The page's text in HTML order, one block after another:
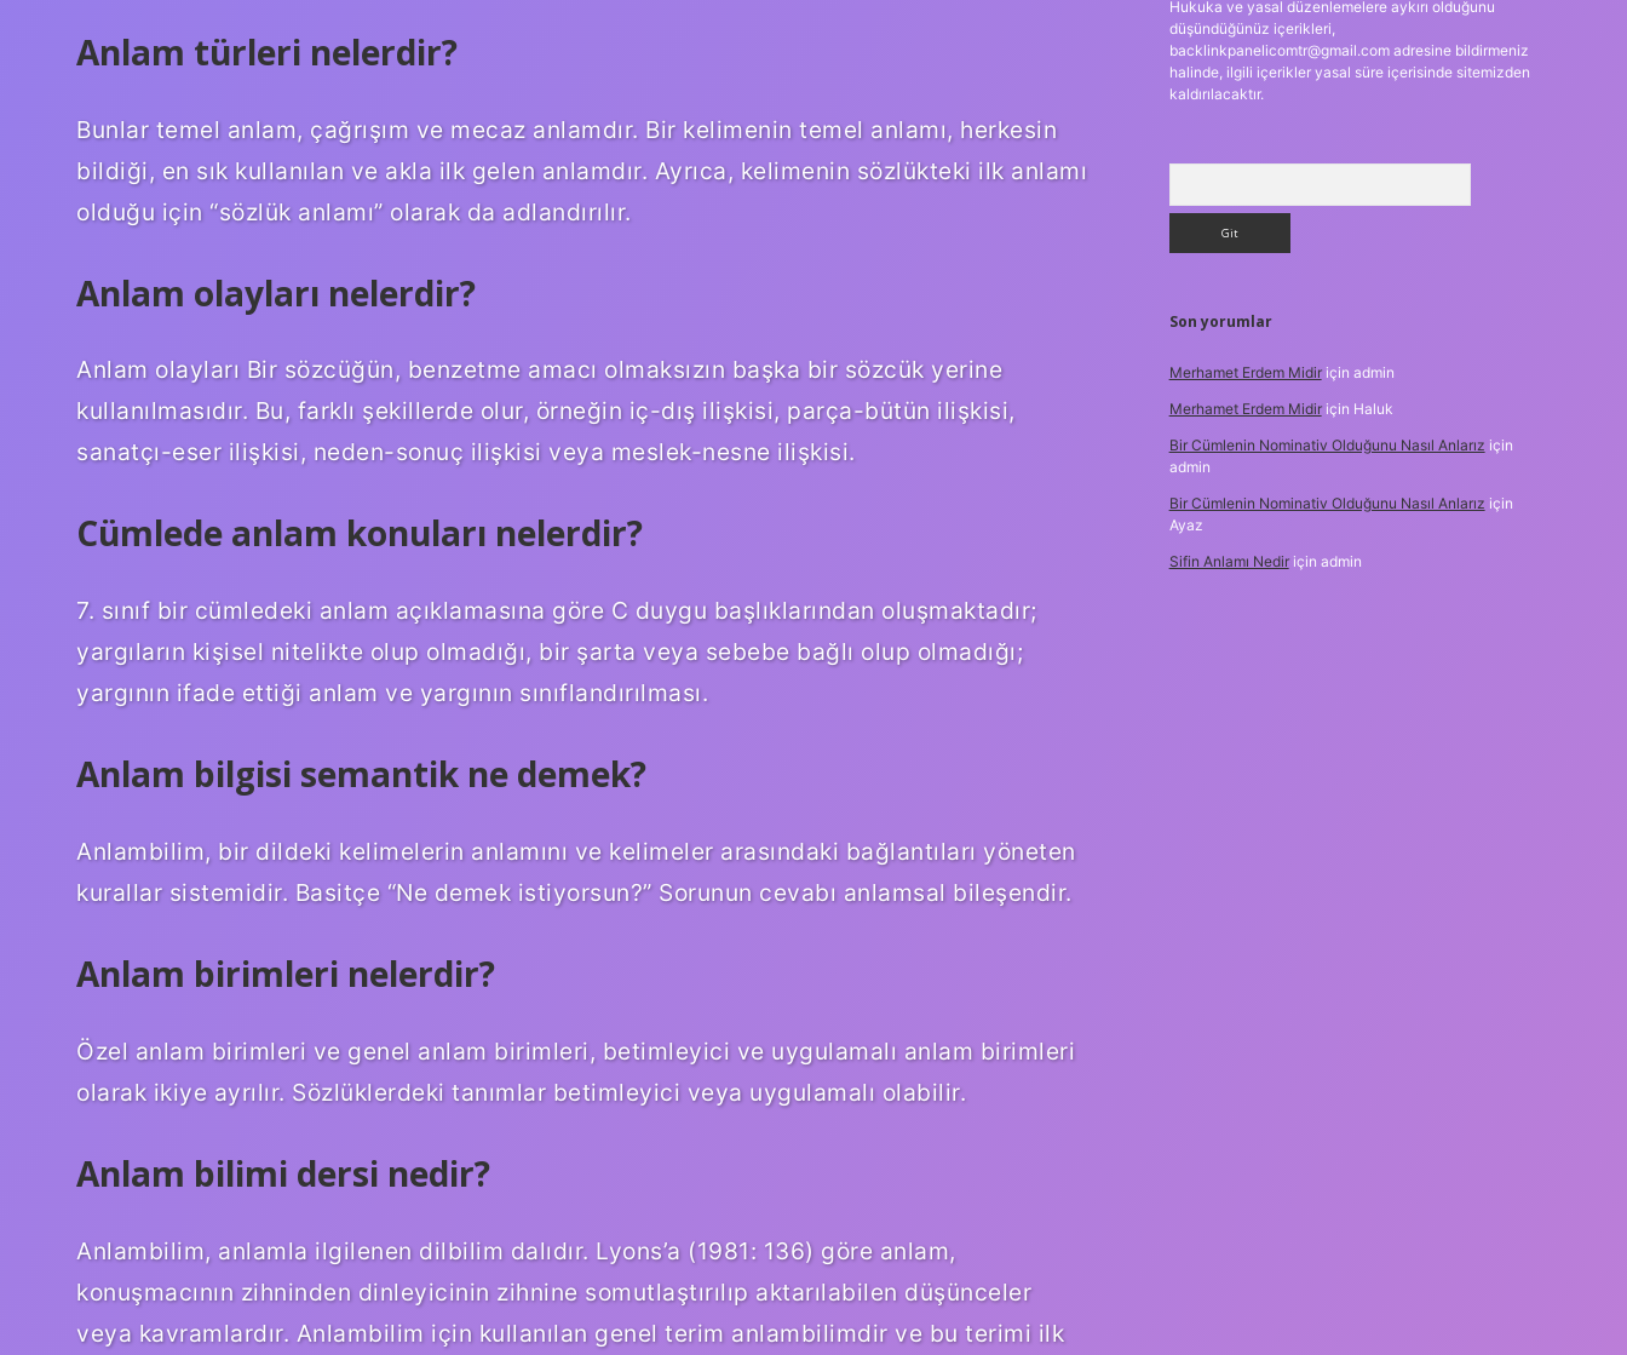
Anlam türleri nelerdir?
Bunlar temel anlam, çağrışım ve mecaz anlamdır. Bir kelimenin temel anlamı, herkesin
bildiği, en sık kullanılan ve akla ilk gelen anlamdır. Ayrıca, kelimenin sözlükteki ilk anlamı
olduğu için “sözlük anlamı” olarak da adlandırılır.
Anlam olayları nelerdir?
Anlam olayları Bir sözcüğün, benzetme amacı olmaksızın başka bir sözcük yerine
kullanılmasıdır. Bu, farklı şekillerde olur, örneğin iç-dış ilişkisi, parça-bütün ilişkisi,
sanatçı-eser ilişkisi, neden-sonuç ilişkisi veya meslek-nesne ilişkisi.
Cümlede anlam konuları nelerdir?
7. sınıf bir cümledeki anlam açıklamasına göre C duygu başlıklarından oluşmaktadır;
yargıların kişisel nitelikte olup olmadığı, bir şarta veya sebebe bağlı olup olmadığı;
yargının ifade ettiği anlam ve yargının sınıflandırılması.
Anlam bilgisi semantik ne demek?
Anlambilim, bir dildeki kelimelerin anlamını ve kelimeler arasındaki bağlantıları yöneten
kurallar sistemidir. Basitçe “Ne demek istiyorsun?” Sorunun cevabı anlamsal bileşendir.
Anlam birimleri nelerdir?
Özel anlam birimleri ve genel anlam birimleri, betimleyici ve uygulamalı anlam birimleri
olarak ikiye ayrılır. Sözlüklerdeki tanımlar betimleyici veya uygulamalı olabilir.
Anlam bilimi dersi nedir?
Anlambilim, anlamla ilgilenen dilbilim dalıdır. Lyons’a (1981: 136) göre anlam,
konuşmacının zihninden dinleyicinin zihnine somutlaştırılıp aktarılabilen düşünceler
veya kavramlardır. Anlambilim için kullanılan genel terim anlambilimdir ve bu terimi ilk
Hukuka ve yasal düzenlemelere aykırı olduğunu
düşündüğünüz içerikleri,
backlinkpanelicomtr@gmail.comadresine bildirmeniz
halinde, ilgili içerikler yasal süre içerisinde sitemizden
kaldırılacaktır.
Son yorumlar
Merhamet Erdem Midiriçin admin
Merhamet Erdem Midiriçin Haluk
Bir Cümlenin Nominativ Olduğunu Nasıl Anlarız için
admin
Bir Cümlenin Nominativ Olduğunu Nasıl Anlarız için
Ayaz
Sifin Anlamı Nediriçin admin